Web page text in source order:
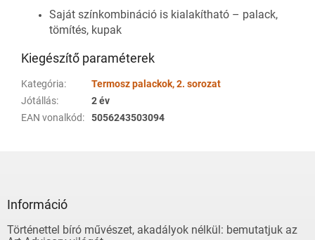
Saját színkombináció is kialakítható – palack,
tömítés, kupak
Kiegészítő paraméterek
Kategória:
Termosz palackok, 2. sorozat
Jótállás:
2 év
EAN vonalkód: 5056243503094
Információ
Történettel bíró művészet, akadályok nélkül: bemutatjuk az